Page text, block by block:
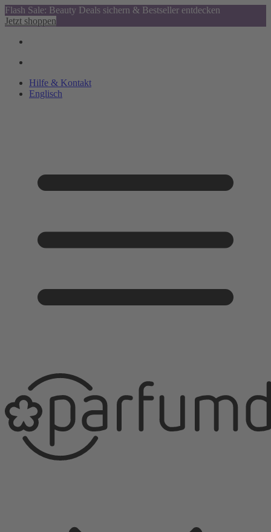
Flash Sale: Beauty Deals sichern & Bestseller entdecken
Jetzt shoppen
Hilfe & Kontakt
Englisch